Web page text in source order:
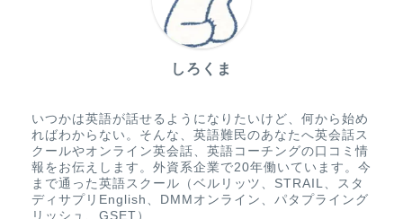
しろくま
いつかは英語が話せるようになりたいけど、何から始め
ればわからない。そんな、英語難民のあなたへ英会話ス
クールやオンライン英会話、英語コーチングの口コミ情
報をお伝えします。外資系企業で20年働いています。今
まで通った英語スクール（ベルリッツ、STRAIL、スタ
ディサプリEnglish、DMMオンライン、パタプライング
リッシュ、GSET）